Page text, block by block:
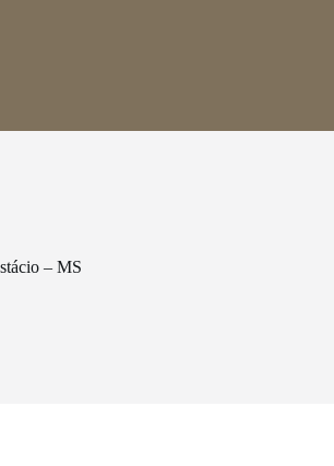
– MS